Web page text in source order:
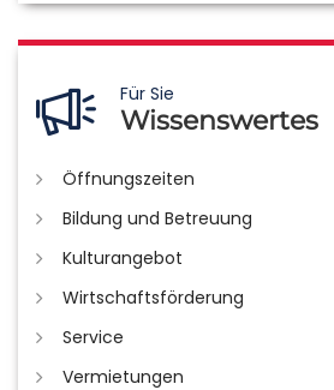
Für Sie
Wissenswertes
Öffnungszeiten
Bildung und Betreuung
Kulturangebot
Wirtschaftsförderung
Service
Vermietungen